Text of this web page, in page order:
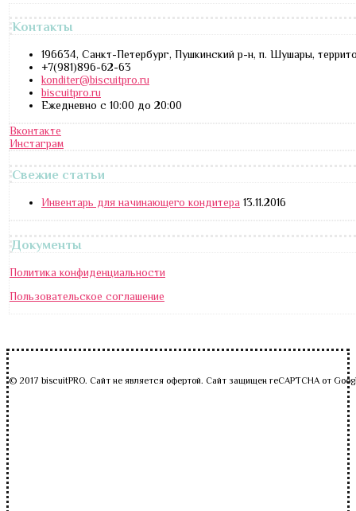
Контакты
196634, Санкт-Петербург, Пушкинский р-н, п. Шушары,
+7(981)896-62-63
konditer@biscuitpro.ru
biscuitpro.ru
Ежедневно с 10:00 до 20:00
Вконтакте
Инстаграм
Свежие статьи
Инвентарь для начинающего кондитера 13.11.2016
Документы
Политика конфиденциальности
Пользовательское соглашение
© 2017 biscuitPRO. Сайт не является офертой. Сайт защищен reCAPTCHA от